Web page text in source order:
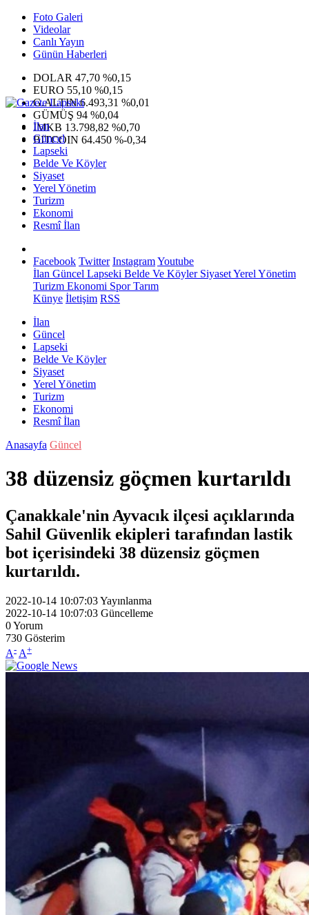
Foto Galeri
Videolar
Canlı Yayın
Günün Haberleri
DOLAR 47,70 %0,15
EURO 55,10 %0,15
G.ALTIN6.493,31 %0,01
GÜMÜŞ 94 %0,04
IMKB 13.798,82 %0,70
BITCOIN 64.450 %-0,34
İlan
Güncel
Lapseki
Belde Ve Köyler
Siyaset
Yerel Yönetim
Turizm
Ekonomi
Resmî İlan
Facebook Twitter InstagramYoutube
İlan Güncel Lapseki Belde Ve KöylerSiyasetYerel Yönetim
Turizm Ekonomi SporTarım
Künye İletişim RSS
İlan
Güncel
Lapseki
Belde Ve Köyler
Siyaset
Yerel Yönetim
Turizm
Ekonomi
Resmî İlan
Anasayfa Güncel
38 düzensiz göçmen kurtarıldı
Çanakkale'nin Ayvacık ilçesi açıklarında
Sahil Güvenlik ekipleri tarafından lastik
bot içerisindeki 38 düzensiz göçmen
kurtarıldı.
2022-10-14 10:07:03Yayınlanma
2022-10-14 10:07:03 Güncelleme
0Yorum
730 Gösterim
A- A+